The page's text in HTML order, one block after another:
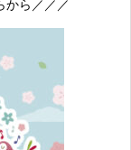
から／／／